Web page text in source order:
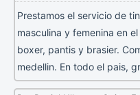
Prestamos el servicio de
masculina y femenina en
boxer, pantis y brasier.
medellin. En todo el pais,